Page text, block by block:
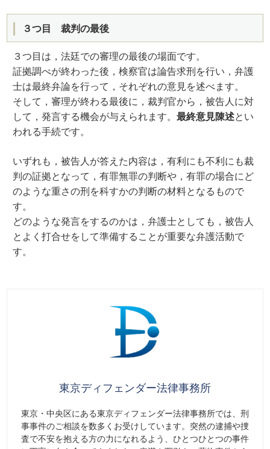
３つ目 裁判の最後
３つ目は，法廷での審理の最後の場面です。
証拠調べが終わった後，検察官は論告求刑を行い，弁護
士は最終弁論を行って，それぞれの意見を述べます。
そして，審理が終わる最後に，裁判官から，被告人に対
して，発言する機会が与えられます。最終意見陳述とい
われる手続です。
いずれも，被告人が答えた内容は，有利にも不利にも裁
判の証拠となって，有罪無罪の判断や，有罪の場合にど
のような重さの刑を科すかの判断の材料となるもので
す。
どのような発言をするのかは，弁護士としても，被告人
とよく打合せをして準備することが重要な弁護活動で
す。
東京ディフェンダー法律事務所
東京・中央区にある東京ディフェンダー法律事務所では、刑
事事件のご相談を数多くお受けしています。突然の逮捕や捜
査で不安を抱える方の力になれるよう、ひとつひとつの事件